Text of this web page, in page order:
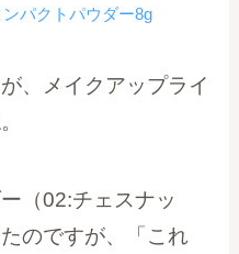
パクトパウダー8g
、メイクアップライ
（02:チェスナッ
のですが、「これ